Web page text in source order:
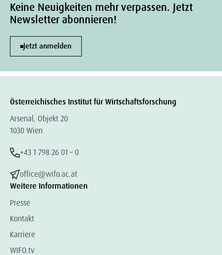
Keine Neuigkeiten mehr verpassen. Jetzt
Newsletter abonnieren!
Jetzt anmelden
Österreichisches Institut für Wirtschaftsforschung
Arsenal, Objekt 20
1030 Wien
+43 1 798 26 01 – 0
office@wifo.ac.at
Weitere Informationen
Presse
Kontakt
Karriere
WIFO.tv